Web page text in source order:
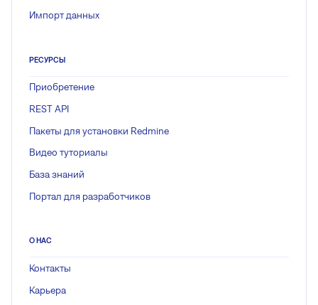
Импорт данных
РЕСУРСЫ
Приобретение
REST API
Пакеты для установки Redmine
Видео туториалы
База знаний
Портал для разработчиков
О НАС
Контакты
Карьера